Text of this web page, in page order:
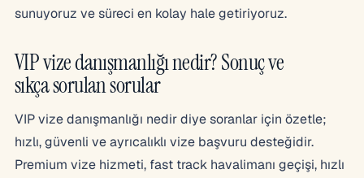
sunuyoruz ve süreci en kolay hale getiriyoruz.
VIP vize danışmanlığı nedir? Sonuç ve
sıkça sorulan sorular
VIP vize danışmanlığı nedir diye soranlar için özetle;
hızlı, güvenli ve ayrıcalıklı vize başvuru desteğidir.
Premium vize hizmeti, fast track havalimanı geçişi, hızlı